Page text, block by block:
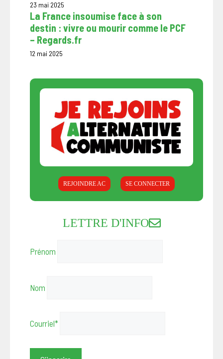
23 mai 2025
La France insoumise face à son
destin : vivre ou mourir comme le PCF
– Regards.fr
12 mai 2025
REJOINDRE AC SE CONNECTER
LETTRE D'INFO
Prénom
Nom
Courriel*